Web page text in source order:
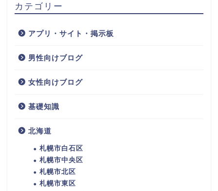
カテゴリー
アプリ・サイト・掲示板
男性向けブログ
女性向けブログ
基礎知識
北海道
札幌市白石区
札幌市中央区
札幌市北区
札幌市東区